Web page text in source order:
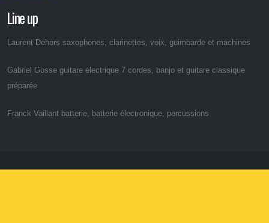
Line up
Laurent Dehors saxophones, clarinettes, voix, guimbarde et machines
Gabriel Gosse guitare électrique 7 cordes, banjo et guitare classique
préparée
Franck Vaillant batterie, batterie électronique, percussions